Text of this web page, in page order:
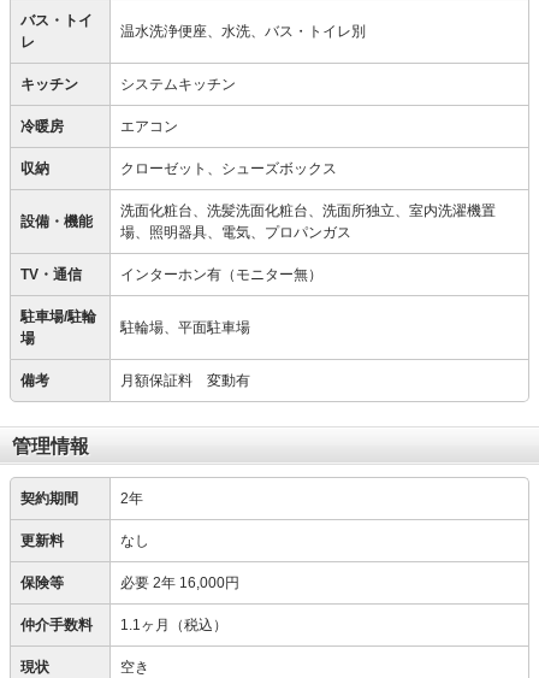
バス・トイ
レ
温水洗浄便座、水洗、バス・トイレ別
キッチン システムキッチン
冷暖房 エアコン
収納 クローゼット、シューズボックス
設備・機能
洗面化粧台、洗髪洗面化粧台、洗面所独立、室内洗濯機置
場、照明器具、電気、プロパンガス
TV・通信 インターホン有（モニター無）
駐車場/駐輪
場
駐輪場、平面駐車場
備考 月額保証料 変動有
管理情報
契約期間 2年
更新料 なし
保険等 必要 2年 16,000円
仲介手数料 1.1ヶ月（税込）
現状 空き